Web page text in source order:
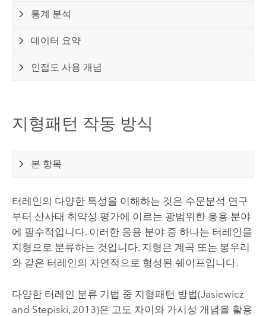
통계 분석
데이터 요약
인접도 사용 개념
지형패턴 작동 방식
본 항목
터레인의 다양한 특성을 이해하는 것은 수문분석 연구
부터 산사태 취약성 평가에 이르는 광범위한 응용 분야
에 필수적입니다. 이러한 응용 분야 중 하나는 터레인을
지형으로 분류하는 것입니다. 지형은 계곡 또는 봉우리
와 같은 터레인의 자연적으로 형성된 쉐이프입니다.
다양한 터레인 분류 ​​기법 중 지형패턴 방법(Jasiewicz
and Stepiski, 2013)은 고도 차이와 가시성 개념을 활용